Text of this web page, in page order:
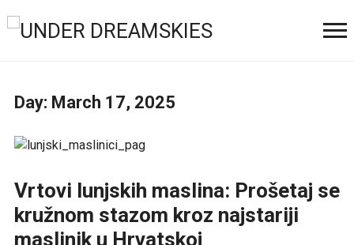
Day: March 17, 2025
Vrtovi lunjskih maslina: Prošetaj se
kružnom stazom kroz najstariji
maslinik u Hrvatskoj